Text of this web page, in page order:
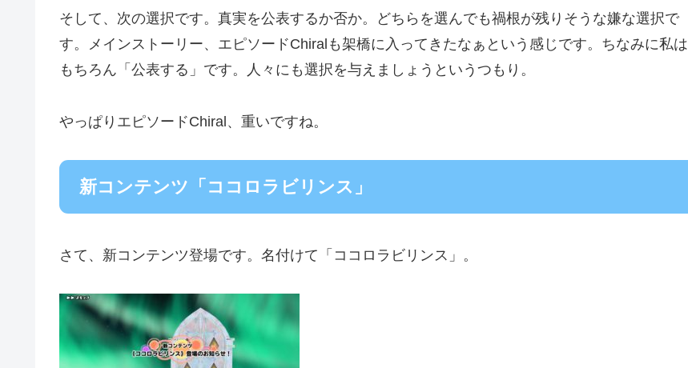
そして、次の選択です。真実を公表するか否か。どちらを選んでも禍根が残りそうな嫌な選択で
す。メインストーリー、エピソードChiralも架橋に入ってきたなぁという感じです。ちなみに私は
もちろん「公表する」です。人々にも選択を与えましょうというつもり。
やっぱりエピソードChiral、重いですね。
新コンテンツ「ココロラビリンス」
さて、新コンテンツ登場です。名付けて「ココロラビリンス」。